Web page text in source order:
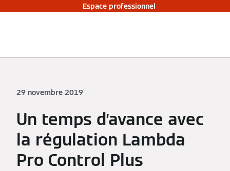
Espace professionnel
29 novembre 2019
Un temps d’avance avec
la régulation Lambda
Pro Control Plus